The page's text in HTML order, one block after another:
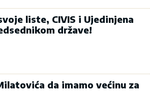
liste, CIVIS i Ujedinjena
države!
da imamo većinu za